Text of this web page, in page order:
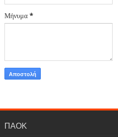
Μήνυμα *
ΠΑΟΚ